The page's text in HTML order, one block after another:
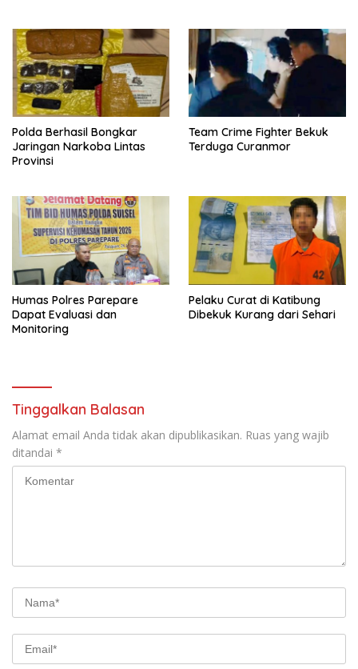
Polda Berhasil Bongkar
Jaringan Narkoba Lintas
Provinsi
Team Crime Fighter Bekuk
Terduga Curanmor
Humas Polres Parepare
Dapat Evaluasi dan
Monitoring
Pelaku Curat di Katibung
Dibekuk Kurang dari Sehari
Tinggalkan Balasan
Alamat email Anda tidak akan dipublikasikan. Ruas yang wajib
ditandai *